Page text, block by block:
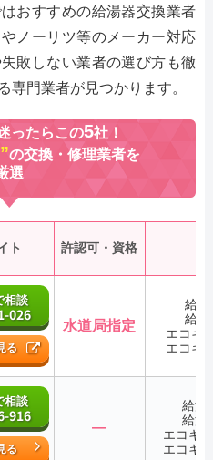
おすすめの給湯器交換業者
ノーリツ等のメーカー対応
敗しない業者の選び方も徹
専門業者が見つかります。
ったらこの5社！
の交換・修理業者を
選
ト 許認可・資格
相談
026
る
水道局指定
給
給
エコキ
エコキ
相談
916
る
―
給湯
給湯
エコキ
エコキ